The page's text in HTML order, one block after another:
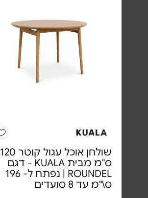
שולחן אוכל עגול קוטר 120
ס"מ מבית KUALA - דגם
ROUNDEL | נפתח ל- 196
ס\"מ עד 8 סועדים